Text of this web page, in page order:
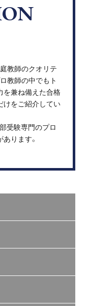
教師のクオリテ
教師の中でもト
を兼ね備えた合格
けをご紹介してい
受験専門のプロ
ります。